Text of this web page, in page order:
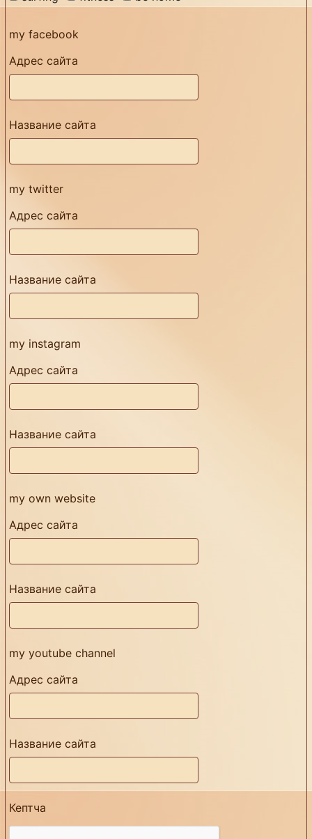
my facebook
Адрес сайта
Название сайта
my twitter
Адрес сайта
Название сайта
my instagram
Адрес сайта
Название сайта
my own website
Адрес сайта
Название сайта
my youtube channel
Адрес сайта
Название сайта
Кептча